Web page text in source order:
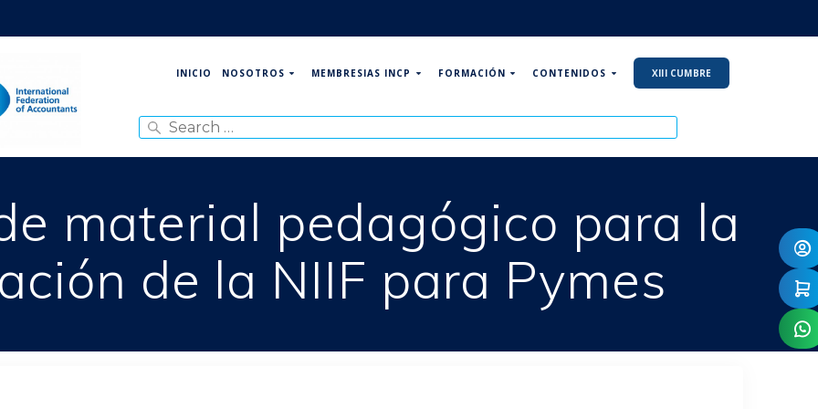
INICIO NOSOTROS MEMBRESIAS INCP FORMACIÓN CONTENIDOS XIII CUMBRE
for:
material pedagógico para la
de la NIIF para Pymes